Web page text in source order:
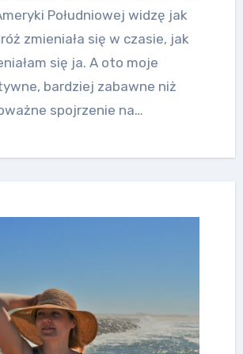
Południowej widzę jak
zmieniała się w czasie, jak
się ja. A oto moje
bardziej zabawne niż
spojrzenie na…